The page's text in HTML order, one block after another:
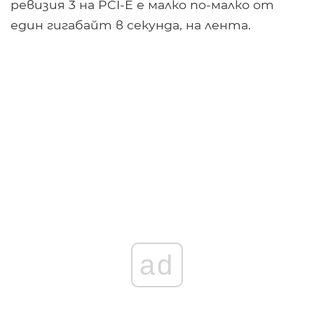
ревизия 3 на PCI-E е малко по-малко от
един гигабайт в секунда, на лента.
ad